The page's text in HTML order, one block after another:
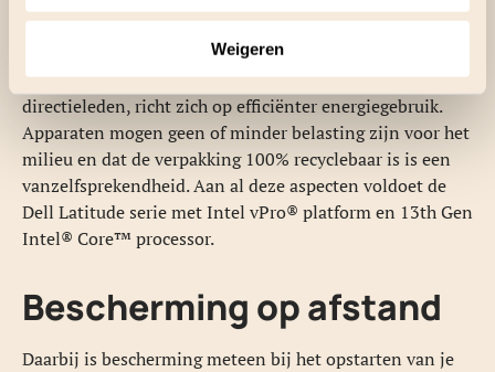
Weigeren
Eigenlijk is de keuze voor duurzamere devices voor een
organisatie die een beetje meetelt, een
vanzelfsprekendheid. Iedere IT-manager, maar ook
directieleden, richt zich op efficiënter energiegebruik.
Apparaten mogen geen of minder belasting zijn voor het
milieu en dat de verpakking 100% recyclebaar is is een
vanzelfsprekendheid. Aan al deze aspecten voldoet de
Dell Latitude serie met Intel vPro® platform en 13th Gen
Intel® Core™ processor.
Bescherming op afstand
Daarbij is bescherming meteen bij het opstarten van je